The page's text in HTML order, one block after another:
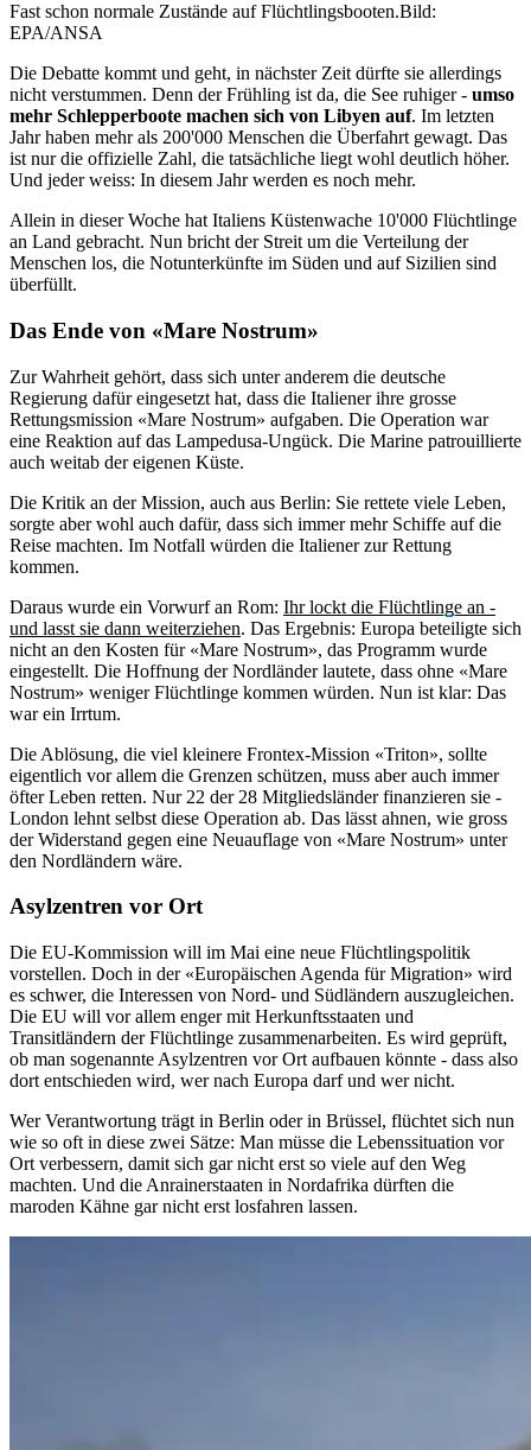
Fast schon normale Zustände auf Flüchtlingsbooten.Bild:
EPA/ANSA
Die Debatte kommt und geht, in nächster Zeit dürfte sie allerdings
nicht verstummen. Denn der Frühling ist da, die See ruhiger - umso
mehr Schlepperboote machen sich von Libyen auf. Im letzten
Jahr haben mehr als 200'000 Menschen die Überfahrt gewagt. Das
ist nur die offizielle Zahl, die tatsächliche liegt wohl deutlich höher.
Und jeder weiss: In diesem Jahr werden es noch mehr.
Allein in dieser Woche hat Italiens Küstenwache 10'000 Flüchtlinge
an Land gebracht. Nun bricht der Streit um die Verteilung der
Menschen los, die Notunterkünfte im Süden und auf Sizilien sind
überfüllt.
Das Ende von «Mare Nostrum»
Zur Wahrheit gehört, dass sich unter anderem die deutsche
Regierung dafür eingesetzt hat, dass die Italiener ihre grosse
Rettungsmission «Mare Nostrum» aufgaben. Die Operation war
eine Reaktion auf das Lampedusa-Ungück. Die Marine patrouillierte
auch weitab der eigenen Küste.
Die Kritik an der Mission, auch aus Berlin: Sie rettete viele Leben,
sorgte aber wohl auch dafür, dass sich immer mehr Schiffe auf die
Reise machten. Im Notfall würden die Italiener zur Rettung
kommen.
Daraus wurde ein Vorwurf an Rom: Ihr lockt die Flüchtlinge an -
und lasst sie dann weiterziehen. Das Ergebnis: Europa beteiligte sich
nicht an den Kosten für «Mare Nostrum», das Programm wurde
eingestellt. Die Hoffnung der Nordländer lautete, dass ohne «Mare
Nostrum» weniger Flüchtlinge kommen würden. Nun ist klar: Das
war ein Irrtum.
Die Ablösung, die viel kleinere Frontex-Mission «Triton», sollte
eigentlich vor allem die Grenzen schützen, muss aber auch immer
öfter Leben retten. Nur 22 der 28 Mitgliedsländer finanzieren sie -
London lehnt selbst diese Operation ab. Das lässt ahnen, wie gross
der Widerstand gegen eine Neuauflage von «Mare Nostrum» unter
den Nordländern wäre.
Asylzentren vor Ort
Die EU-Kommission will im Mai eine neue Flüchtlingspolitik
vorstellen. Doch in der «Europäischen Agenda für Migration» wird
es schwer, die Interessen von Nord- und Südländern auszugleichen.
Die EU will vor allem enger mit Herkunftsstaaten und
Transitländern der Flüchtlinge zusammenarbeiten. Es wird geprüft,
ob man sogenannte Asylzentren vor Ort aufbauen könnte - dass also
dort entschieden wird, wer nach Europa darf und wer nicht.
Wer Verantwortung trägt in Berlin oder in Brüssel, flüchtet sich nun
wie so oft in diese zwei Sätze: Man müsse die Lebenssituation vor
Ort verbessern, damit sich gar nicht erst so viele auf den Weg
machten. Und die Anrainerstaaten in Nordafrika dürften die
maroden Kähne gar nicht erst losfahren lassen.